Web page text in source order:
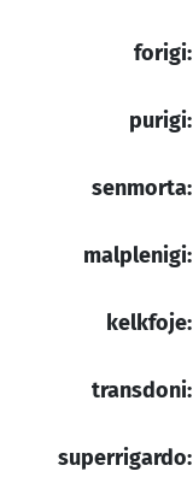
forigi:
purigi:
senmorta:
malplenigi:
kelkfoje:
transdoni:
superrigardo: